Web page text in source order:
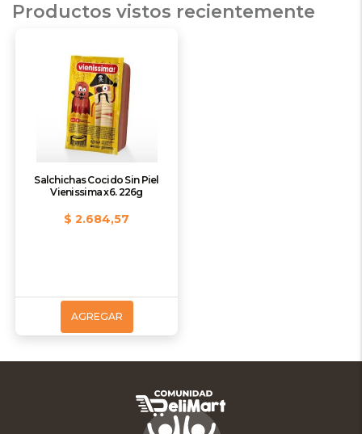
Productos vistos recientemente
Salchichas Cocido Sin Piel
Vienissima x6. 226g
$ 2.684,57
AGREGAR